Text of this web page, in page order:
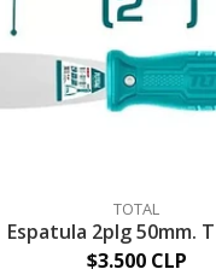
TOTAL
Espatula 2plg 50mm.
$3.500 CLP